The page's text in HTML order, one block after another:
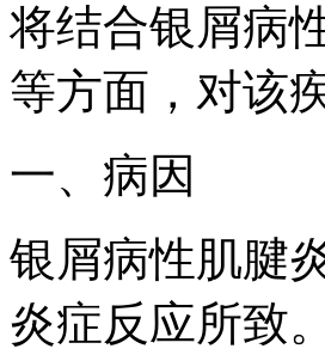
将结合银屑病
等方面，对该
一、病因
银屑病性肌腱
炎症反应所致